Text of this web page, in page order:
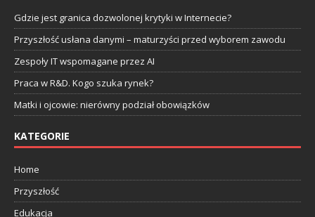
Gdzie jest granica dozwolonej krytyki w Internecie?
Przyszłość usłana danymi – maturzyści przed wyborem zawodu
Zespoły IT wspomagane przez AI
Praca w R&D. Kogo szuka rynek?
Matki i ojcowie: nierówny podział obowiązków
KATEGORIE
Home
Przyszłość
Edukacja